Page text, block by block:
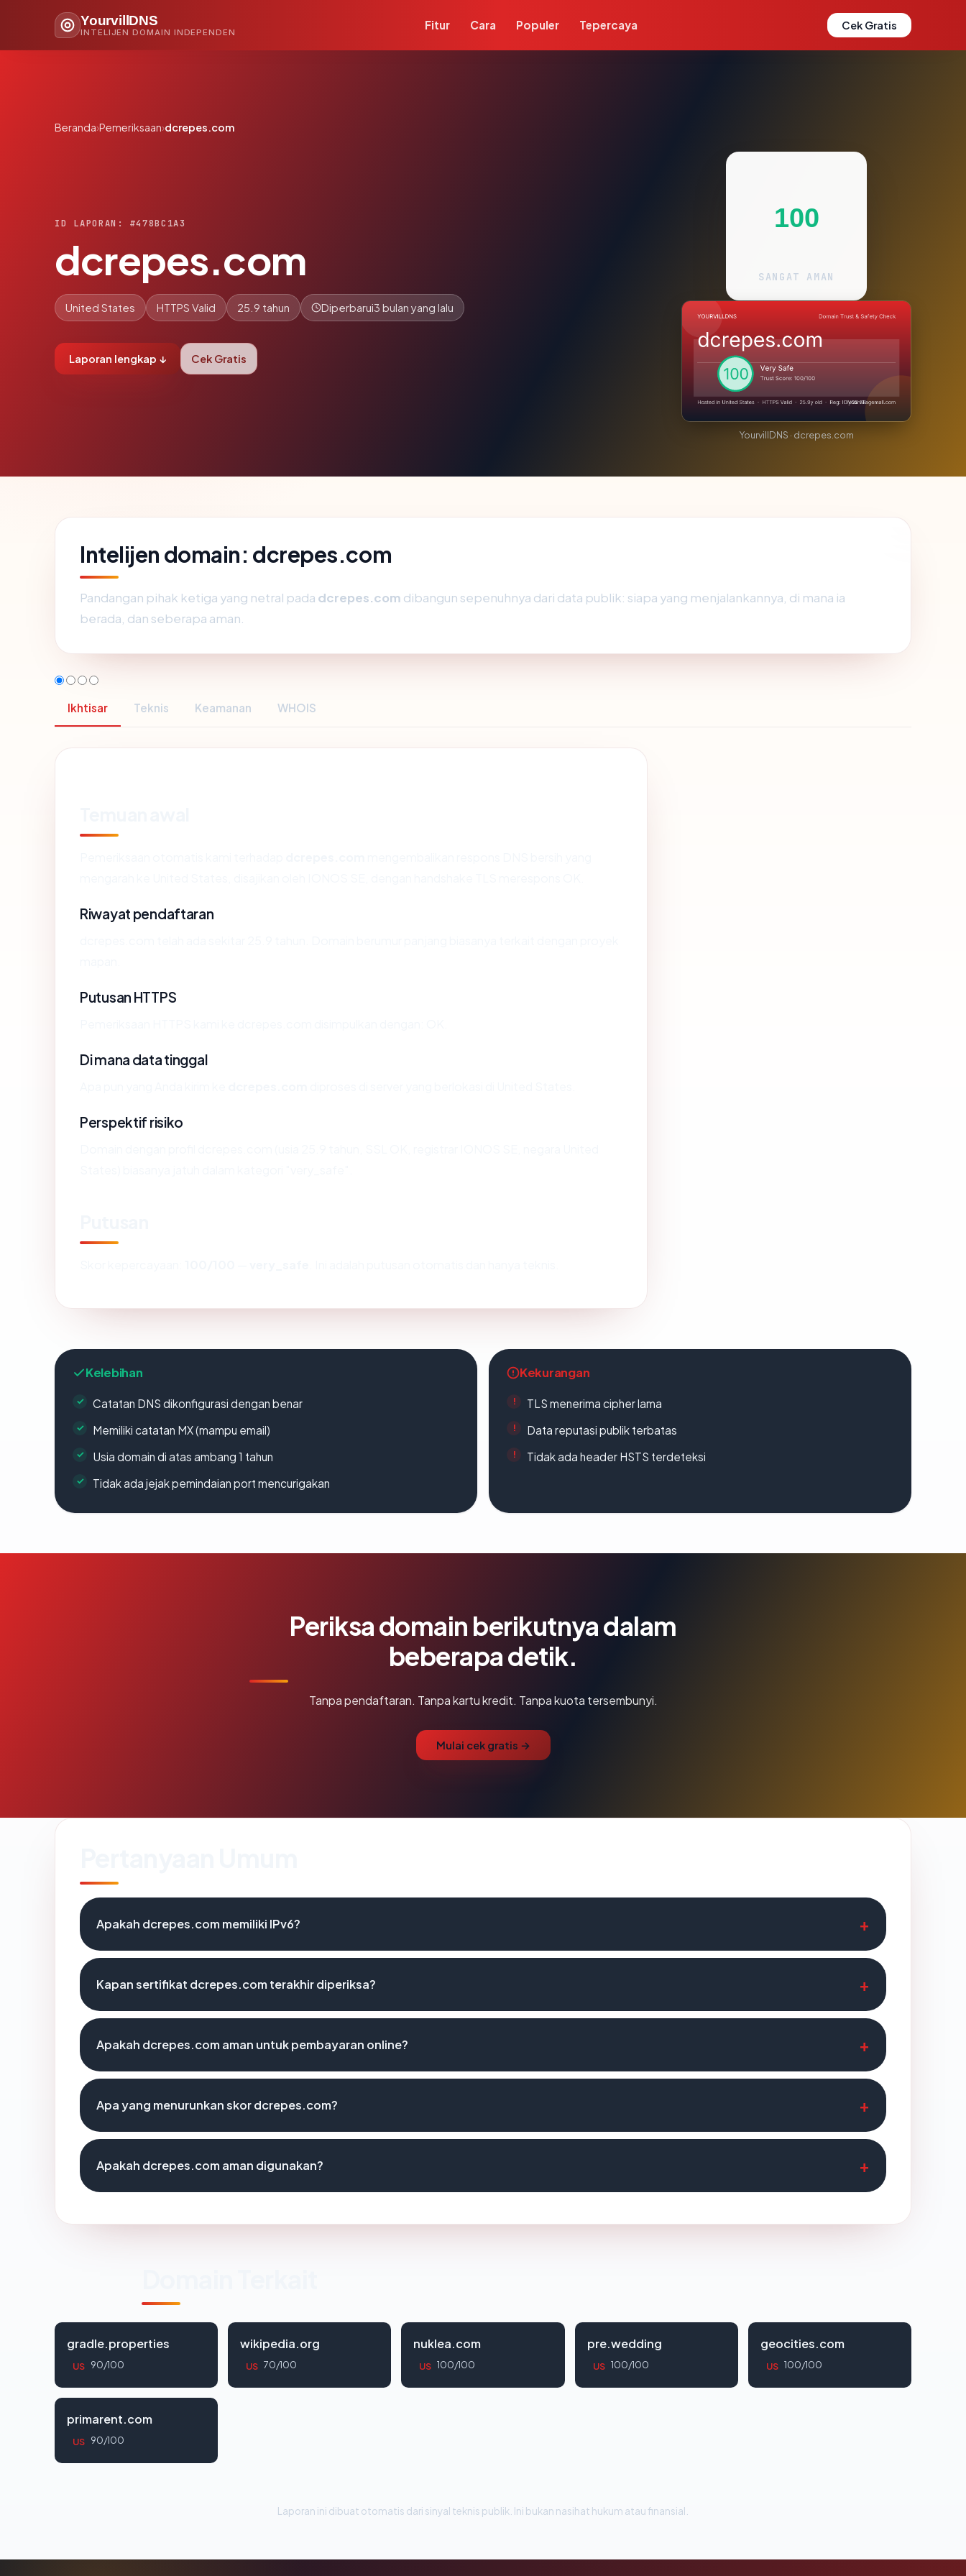
YourvillDNS
INTELIJEN DOMAIN INDEPENDEN
Fitur Cara Populer Tepercaya Cek Gratis
Beranda›Pemeriksaan›dcrepes.com
ID LAPORAN: #478BC1A3
dcrepes.com
United States HTTPS Valid 25.9 tahun Diperbarui3 bulan yang lalu
Laporan lengkap ↓ Cek Gratis
100
SANGAT AMAN
YourvillDNS · dcrepes.com
Intelijen domain: dcrepes.com
Pandangan pihak ketiga yang netral pada dcrepes.com dibangun sepenuhnya dari data publik: siapa yang menjalankannya, di mana ia
berada, dan seberapa aman.
Ikhtisar Teknis Keamanan WHOIS
Riwayat pendaftaran
Putusan HTTPS
Di mana data tinggal
Perspektif risiko
Kelebihan
Catatan DNS dikonfigurasi dengan benar
Memiliki catatan MX (mampu email)
Usia domain di atas ambang 1 tahun
Tidak ada jejak pemindaian port mencurigakan
Kekurangan
TLS menerima cipher lama
Data reputasi publik terbatas
Tidak ada header HSTS terdeteksi
Periksa domain berikutnya dalam
beberapa detik.
Tanpa pendaftaran. Tanpa kartu kredit. Tanpa kuota tersembunyi.
Mulai cek gratis →
Apakah dcrepes.com memiliki IPv6?
Kapan sertifikat dcrepes.com terakhir diperiksa?
Apakah dcrepes.com aman untuk pembayaran online?
Apa yang menurunkan skor dcrepes.com?
Apakah dcrepes.com aman digunakan?
gradle.properties
US 90/100
wikipedia.org
US 70/100
nuklea.com
US 100/100
pre.wedding
US 100/100
geocities.com
US 100/100
primarent.com
US 90/100
Laporan ini dibuat otomatis dari sinyal teknis publik. Ini bukan nasihat hukum atau finansial.